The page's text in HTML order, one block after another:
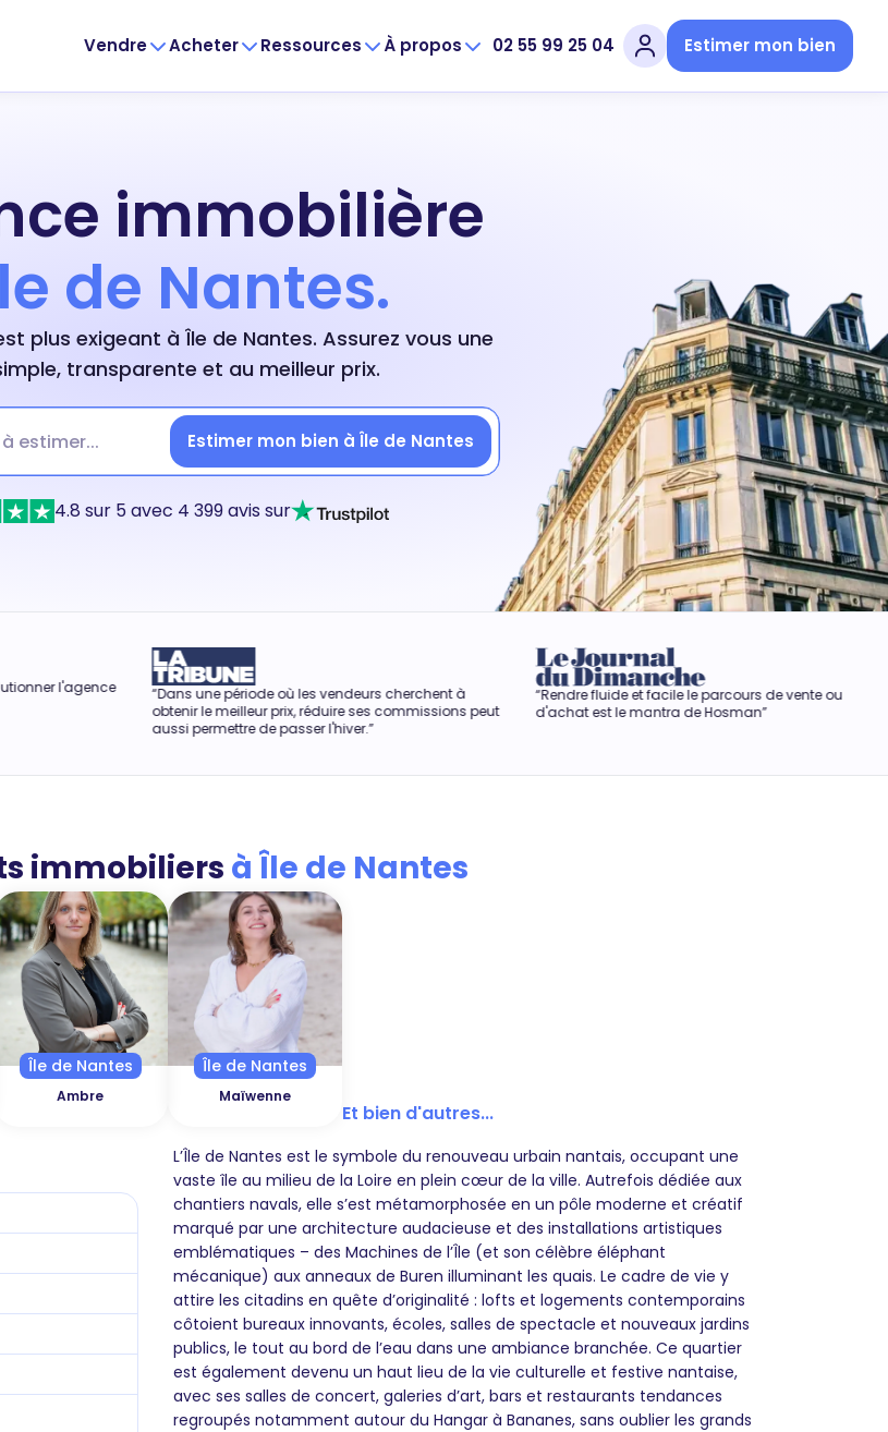
Vendre Acheter Ressources À propos 02 55 99 25 04 Estimer mon bien
immobilière
de Nantes.
plus exigeant à Île de Nantes. Assurez vous une
transparente et au meilleur prix.
Estimer mon bien à Île de Nantes
4.8 sur 5 avec 4 399 avis sur
“Dans une période où les vendeurs cherchent à
obtenir le meilleur prix, réduire ses commissions peut
aussi permettre de passer l'hiver.”
“Rendre fluide et facile le parcours de vente ou
d'achat est le mantra de Hosman”
immobiliers à Île de Nantes
Île de Nantes
Ambre
Île de Nantes
Maïwenne
Et bien d'autres...
L’Île de Nantes est le symbole du renouveau urbain nantais, occupant une
vaste île au milieu de la Loire en plein cœur de la ville. Autrefois dédiée aux
chantiers navals, elle s’est métamorphosée en un pôle moderne et créatif
marqué par une architecture audacieuse et des installations artistiques
emblématiques – des Machines de l’Île (et son célèbre éléphant
mécanique) aux anneaux de Buren illuminant les quais. Le cadre de vie y
attire les citadins en quête d’originalité : lofts et logements contemporains
côtoient bureaux innovants, écoles, salles de spectacle et nouveaux jardins
publics, le tout au bord de l’eau dans une ambiance branchée. Ce quartier
est également devenu un haut lieu de la vie culturelle et festive nantaise,
avec ses salles de concert, galeries d’art, bars et restaurants tendances
regroupés notamment autour du Hangar à Bananes, sans oublier les grands